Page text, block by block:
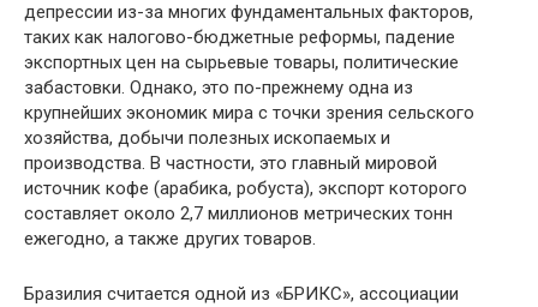
депрессии из-за многих фундаментальных факторов,
таких как налогово-бюджетные реформы, падение
экспортных цен на сырьевые товары, политические
забастовки. Однако, это по-прежнему одна из
крупнейших экономик мира с точки зрения сельского
хозяйства, добычи полезных ископаемых и
производства. В частности, это главный мировой
источник кофе (арабика, робуста), экспорт которого
составляет около 2,7 миллионов метрических тонн
ежегодно, а также других товаров.
Бразилия считается одной из «БРИКС», ассоциации